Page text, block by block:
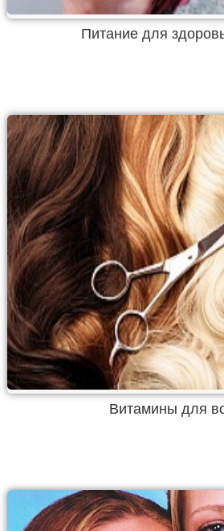
Питание для
Витамины для